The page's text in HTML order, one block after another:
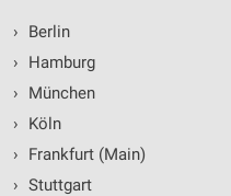
›
Berlin
›
Hamburg
›
München
›
Köln
›
Frankfurt (Main)
› Stuttgart